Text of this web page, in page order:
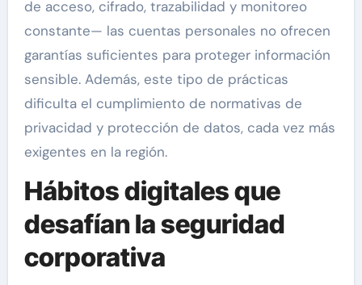
de acceso, cifrado, trazabilidad y monitoreo
constante— las cuentas personales no ofrecen
garantías suficientes para proteger información
sensible. Además, este tipo de prácticas
dificulta el cumplimiento de normativas de
privacidad y protección de datos, cada vez más
exigentes en la región.
Hábitos digitales que
desafían la seguridad
corporativa